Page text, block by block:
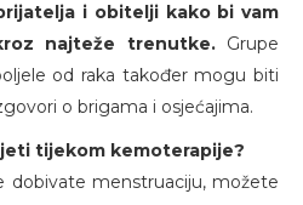
i obitelji kako bi vam
najteže trenutke.Grupe
od raka također mogu biti
o brigama i osjećajima.
tijekom kemoterapije?
dobivate menstruaciju, možete